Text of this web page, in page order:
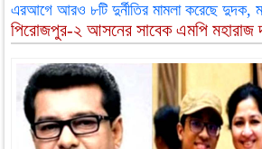
এরআগে আরও ৮টি দুর্নীতির মামলা করেছে দুদক,
পিরোজপুর-২ আসনের সাবেক এমপি মহারাজ